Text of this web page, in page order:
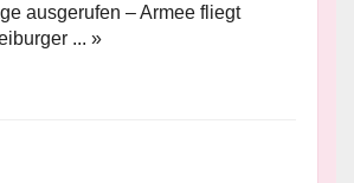
ausgerufen – Armee fliegt
... »